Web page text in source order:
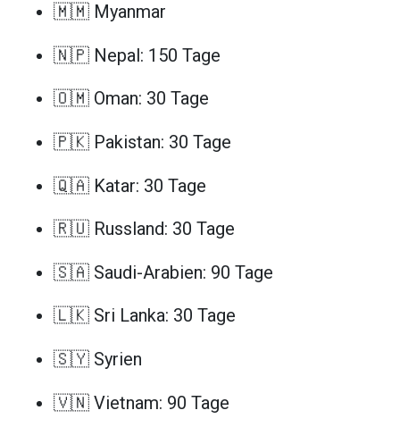
🇲🇲 Myanmar
🇳🇵 Nepal: 150 Tage
🇴🇲 Oman: 30 Tage
🇵🇰 Pakistan: 30 Tage
🇶🇦 Katar: 30 Tage
🇷🇺 Russland: 30 Tage
🇸🇦 Saudi-Arabien: 90 Tage
🇱🇰 Sri Lanka: 30 Tage
🇸🇾 Syrien
🇻🇳 Vietnam: 90 Tage